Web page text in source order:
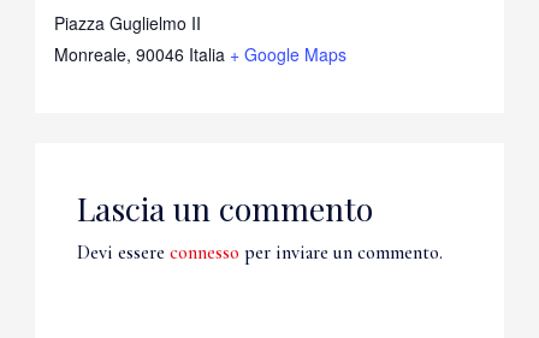
Piazza Guglielmo II
Monreale, 90046 Italia + Google Maps
Lascia un commento
Devi essere connesso per inviare un commento.